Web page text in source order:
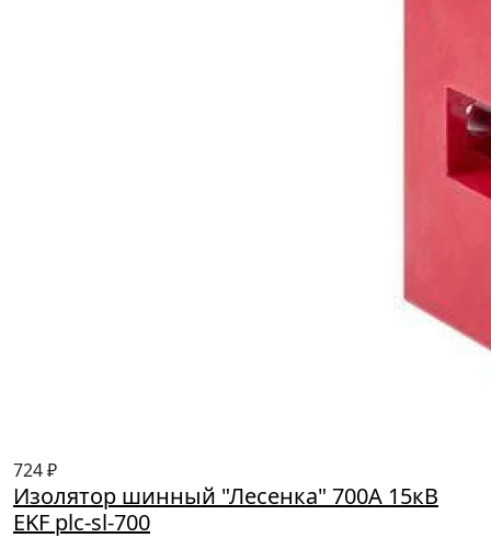
724 ₽
Изолятор шинный "Лесенка" 700А 15кВ
EKF plc-sl-700